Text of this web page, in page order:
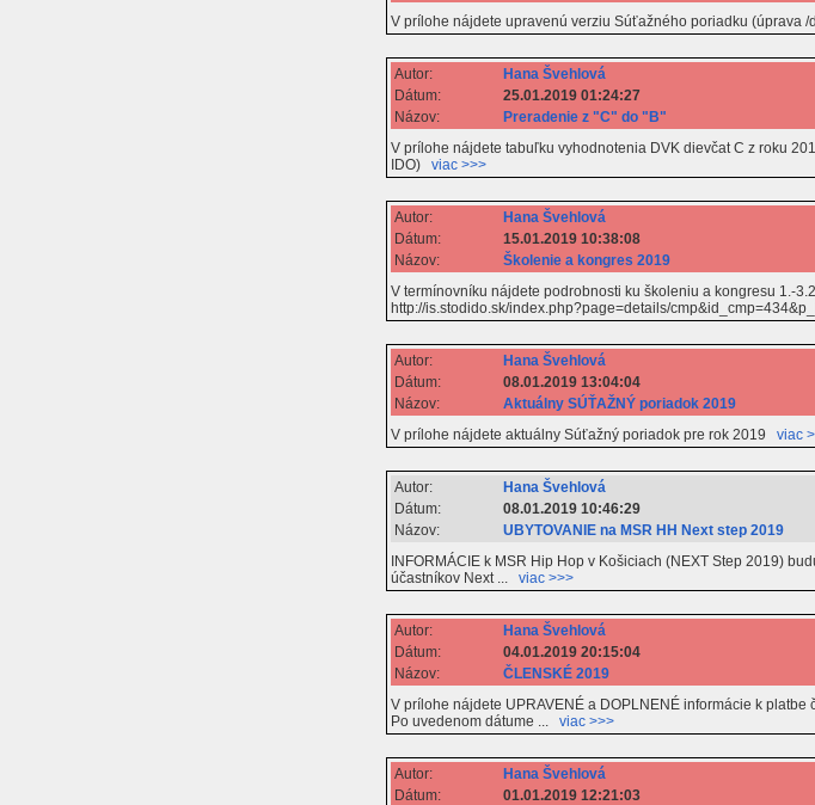
V prílohe nájdete upravenú verziu Súťažného poriadku (úprava
Autor:
Hana Švehlová
Dátum:
25.01.2019 01:24:27
Názov:
Preradenie z "C" do "B"
V prílohe nájdete tabuľku vyhodnotenia DVK dievčat C z roku
IDO) viac >>>
Autor:
Hana Švehlová
Dátum:
15.01.2019 10:38:08
Názov:
Školenie a kongres 2019
V termínovníku nájdete podrobnosti ku školeniu a kongresu 1.-
http://is.stodido.sk/index.php?page=details/
Autor:
Hana Švehlová
Dátum:
08.01.2019 13:04:04
Názov:
Aktuálny SÚŤAŽNÝ poriadok 2019
V prílohe nájdete aktuálny Súťažný poriadok pre rok 2019 viac
Autor:
Hana Švehlová
Dátum:
08.01.2019 10:46:29
Názov:
UBYTOVANIE na MSR HH Next step 2019
INFORMÁCIE k MSR Hip Hop v Košiciach (NEXT Step 2019)
účastníkov Next ... viac >>>
Autor:
Hana Švehlová
Dátum:
04.01.2019 20:15:04
Názov:
ČLENSKÉ 2019
V prílohe nájdete UPRAVENÉ a DOPLNENÉ informácie k
Po uvedenom dátume ... viac >>>
Autor:
Hana Švehlová
Dátum:
01.01.2019 12:21:03